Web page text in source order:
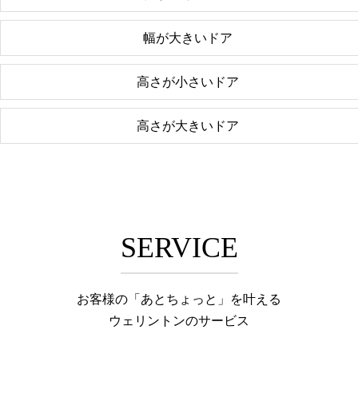
幅が大きいドア
高さが小さいドア
高さが大きいドア
SERVICE
お客様の「あとちょっと」を叶える
ウェリントンのサービス